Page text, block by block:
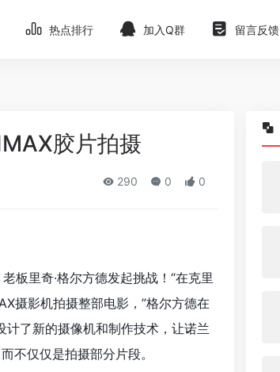
热点排行 加入Q群 留言反馈
胶片拍摄
290 0 0
老板里奇·格尔方德发起挑战！“在克里
摄影机拍摄整部电影，”格尔方德在
计了新的摄像机和制作技术，让诺兰
不仅仅是拍摄部分片段。